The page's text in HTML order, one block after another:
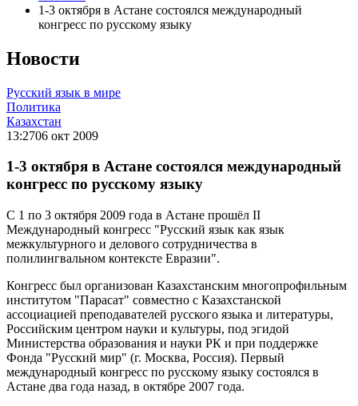
1-3 октября в Астане состоялся международный
конгресс по русскому языку
Новости
Русский язык в мире
Политика
Казахстан
13:2706 окт 2009
1-3 октября в Астане состоялся международный
конгресс по русскому языку
С 1 по 3 октября 2009 года в Астане прошёл II
Международный конгресс "Русский язык как язык
межкультурного и делового сотрудничества в
полилингвальном контексте Евразии".
Конгресс был организован Казахстанским многопрофильным
институтом "Парасат" совместно с Казахстанской
ассоциацией преподавателей русского языка и литературы,
Российским центром науки и культуры, под эгидой
Министерства образования и науки РК и при поддержке
Фонда "Русский мир" (г. Москва, Россия). Первый
международный конгресс по русскому языку состоялся в
Астане два года назад, в октябре 2007 года.